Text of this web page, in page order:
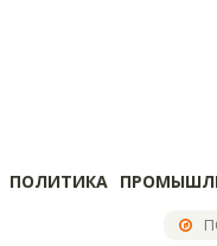
ПОЛИТИКА